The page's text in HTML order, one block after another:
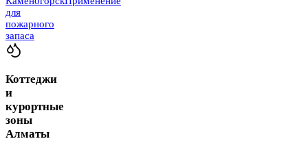
для
пожарного
запаса
Коттеджи
и
курортные
зоны
Алматы